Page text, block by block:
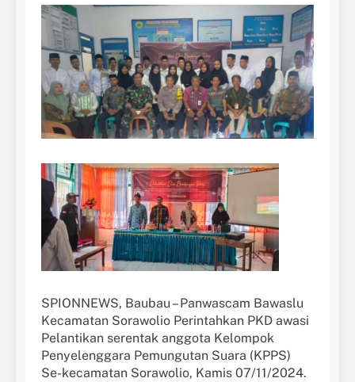
SPIONNEWS, Baubau – Panwascam Bawaslu
Kecamatan Sorawolio Perintahkan PKD awasi
Pelantikan serentak anggota Kelompok
Penyelenggara Pemungutan Suara (KPPS)
Se-kecamatan Sorawolio, Kamis 07/11/2024.